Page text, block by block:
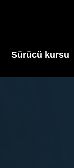
Sürücü kursu